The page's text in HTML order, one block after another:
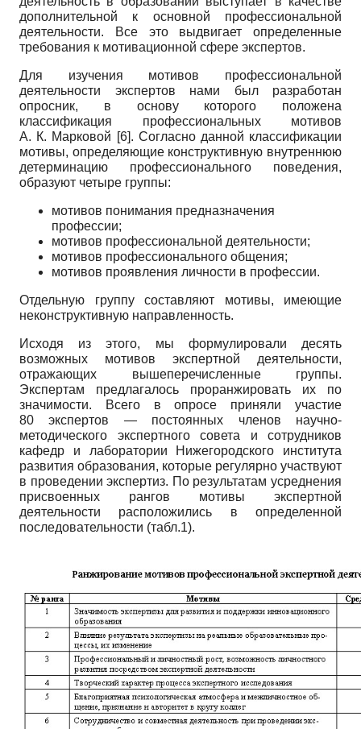
дополнительной к основной профессиональной
деятельности. Все это выдвигает определенные
требования к мотивационной сфере экспертов.
Для изучения мотивов профессиональной
деятельности экспертов нами был разработан
опросник, в основу которого положена
классификация профессиональных мотивов
А. К. Марковой [6]. Согласно данной классификации
мотивы, определяющие конструктивную внутреннюю
детерминацию профессионального поведения,
образуют четыре группы:
мотивов понимания предназначения
профессии;
мотивов профессиональной деятельности;
мотивов профессионального общения;
мотивов проявления личности в профессии.
Отдельную группу составляют мотивы, имеющие
неконструктивную направленность.
Исходя из этого, мы формулировали десять
возможных мотивов экспертной деятельности,
отражающих вышеперечисленные группы.
Экспертам предлагалось проранжировать их по
значимости. Всего в опросе приняли участие
80 экспертов — постоянных членов научно-
методического экспертного совета и сотрудников
кафедр и лаборатории Нижегородского института
развития образования, которые регулярно участвуют
в проведении экспертиз. По результатам усреднения
присвоенных рангов мотивы экспертной
деятельности расположились в определенной
последовательности (табл.1).